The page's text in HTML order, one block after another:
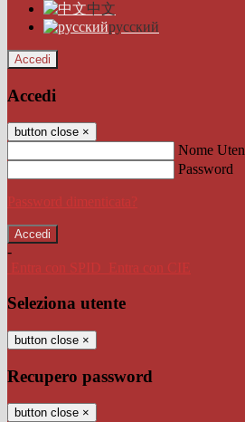
中文
русский
Accedi
Accedi
button close ×
Nome
Password
Password dimenticata?
-
Entra con SPID
Entra con CIE
Seleziona utente
button close ×
Recupero password
button close ×